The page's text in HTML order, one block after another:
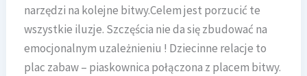
narzędzi na kolejne bitwy.Celem jest porzucić te
wszystkie iluzje. Szczęścia nie da się zbudować na
emocjonalnym uzależnieniu ! Dziecinne relacje to
plac zabaw – piaskownica połączona z placem bitwy.